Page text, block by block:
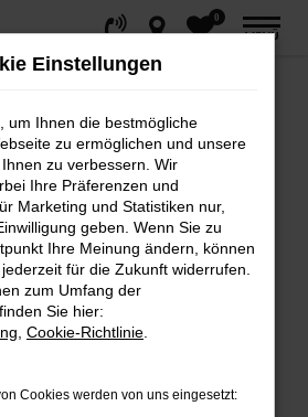
0
MENÜ
Error
Fehler aufgetreten.
Tipps, die dir helfen können:
Firewall und deine
zum Beispiel
Einstellungen
um Ihnen die bestmögliche
zu ermöglichen und unsere
zu verbessern. Wir
Ihre Präferenzen und
Marketing und Statistiken nur,
geben. Wenn Sie zu
Ihre Meinung ändern, können
für die Zukunft widerrufen.
zum Umfang der
Sie hier:
Cookie-Richtlinie
Cookies werden von uns eingesetzt: